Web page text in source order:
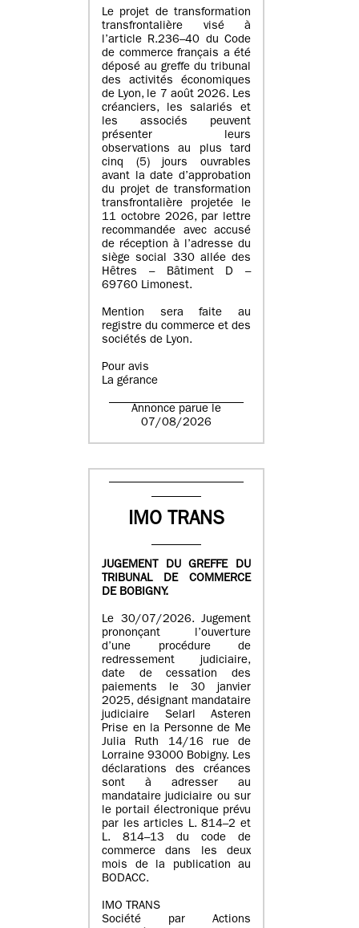
Le projet de transformation
transfrontalière visé à
l’article R.236–40 du Code
de commerce français a été
déposé au greffe du tribunal
des activités économiques
de Lyon, le 7 août 2026. Les
créanciers, les salariés et
les associés peuvent
présenter leurs
observations au plus tard
cinq (5) jours ouvrables
avant la date d’approbation
du projet de transformation
transfrontalière projetée le
11 octobre 2026, par lettre
recommandée avec accusé
de réception à l’adresse du
siège social 330 allée des
Hêtres – Bâtiment D –
69760 Limonest.
Mention sera faite au
registre du commerce et des
sociétés de Lyon.
Pour avis
La gérance
Annonce parue le
07/08/2026
IMO TRANS
JUGEMENT DU GREFFE DU
TRIBUNAL DE COMMERCE
DE BOBIGNY.
Le 30/07/2026. Jugement
prononçant l’ouverture
d’une procédure de
redressement judiciaire,
date de cessation des
paiements le 30 janvier
2025, désignant mandataire
judiciaire Selarl Asteren
Prise en la Personne de Me
Julia Ruth 14/16 rue de
Lorraine 93000 Bobigny. Les
déclarations des créances
sont à adresser au
mandataire judiciaire ou sur
le portail électronique prévu
par les articles L. 814–2 et
L. 814–13 du code de
commerce dans les deux
mois de la publication au
BODACC.
IMO TRANS
Société par Actions